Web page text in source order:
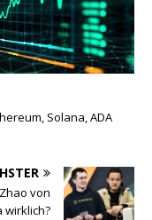
Solana, ADA
von
wirklich?